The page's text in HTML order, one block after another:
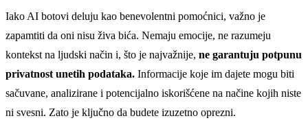
Iako AI botovi deluju kao benevolentni pomoćnici, važno je
zapamtiti da oni nisu živa bića. Nemaju emocije, ne razumeju
kontekst na ljudski način i, što je najvažnije, ne garantuju potpunu
privatnost unetih podataka. Informacije koje im dajete mogu biti
sačuvane, analizirane i potencijalno iskorišćene na načine kojih niste
ni svesni. Zato je ključno da budete izuzetno oprezni.